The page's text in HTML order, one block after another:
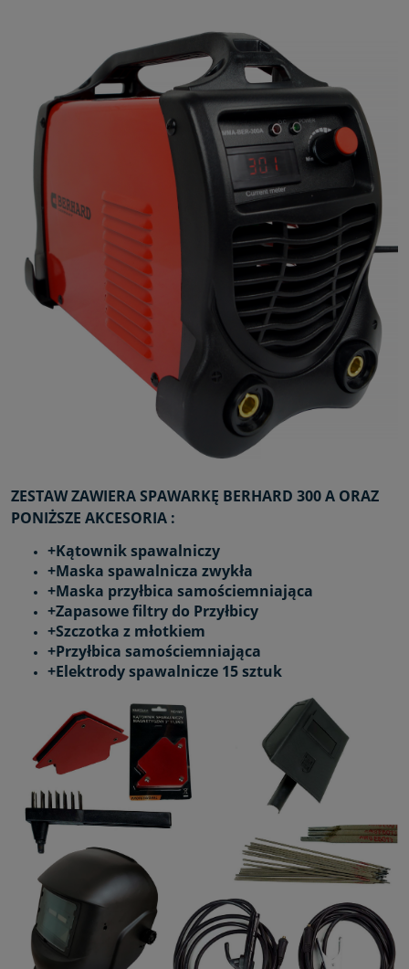
ZESTAW ZAWIERA SPAWARKĘ BERHARD 300 A ORAZ
PONIŻSZE AKCESORIA :
+Kątownik spawalniczy
+Maska spawalnicza zwykła
+Maska przyłbica samościemniająca
+Zapasowe filtry do Przyłbicy
+Szczotka z młotkiem
+Przyłbica samościemniająca
+Elektrody spawalnicze 15 sztuk